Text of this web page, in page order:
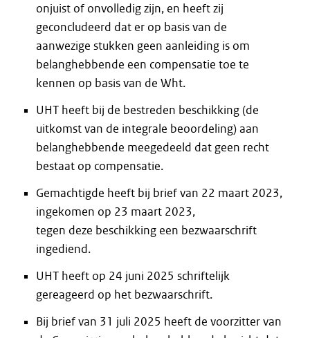
onjuist of onvolledig zijn, en heeft zij
geconcludeerd dat er op basis van de
aanwezige stukken geen aanleiding is om
belanghebbende een compensatie toe te
kennen op basis van de Wht.
UHT heeft bij de bestreden beschikking (de
uitkomst van de integrale beoordeling) aan
belanghebbende meegedeeld dat geen recht
bestaat op compensatie.
Gemachtigde heeft bij brief van 22 maart 2023,
ingekomen op 23 maart 2023,
tegen deze beschikking een bezwaarschrift
ingediend.
UHT heeft op 24 juni 2025 schriftelijk
gereageerd op het bezwaarschrift.
Bij brief van 31 juli 2025 heeft de voorzitter van